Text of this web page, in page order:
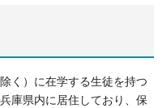
く）に在学する生徒を持つ
庫県内に居住しており、保